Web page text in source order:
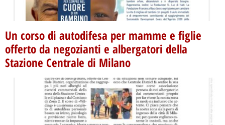
Un corso di autodifesa per mamme e figlie
offerto da negozianti e albergatori della
Stazione Centrale di Milano